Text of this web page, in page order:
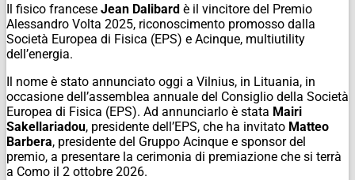
Il fisico francese Jean Dalibard è il vincitore del Premio
Alessandro Volta 2025, riconoscimento promosso dalla
Società Europea di Fisica (EPS) e Acinque, multiutility
dell’energia.
Il nome è stato annunciato oggi a Vilnius, in Lituania, in
occasione dell’assemblea annuale del Consiglio della Società
Europea di Fisica (EPS). Ad annunciarlo è stata Mairi
Sakellariadou, presidente dell’EPS, che ha invitato Matteo
Barbera, presidente del Gruppo Acinque e sponsor del
premio, a presentare la cerimonia di premiazione che si terrà
a Como il 2 ottobre 2026.